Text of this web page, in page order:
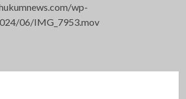
wp-
06/IMG_7953.mov